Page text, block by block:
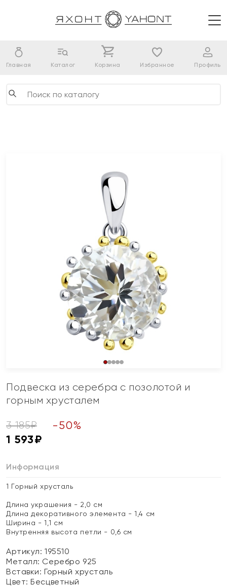
Главная Каталог Корзина Избранное Профиль
Подвеска из серебра с позолотой и
горным хрусталем
3 185₽ -50%
1 593₽
Информация
1 Горный хрусталь
Длина украшения - 2,0 см
Длина декоративного элемента - 1,4 см
Ширина - 1,1 см
Внутренняя высота петли - 0,6 см
Артикул: 195510
Металл: Серебро 925
Вставки:Горный хрусталь
Цвет:Бесцветный